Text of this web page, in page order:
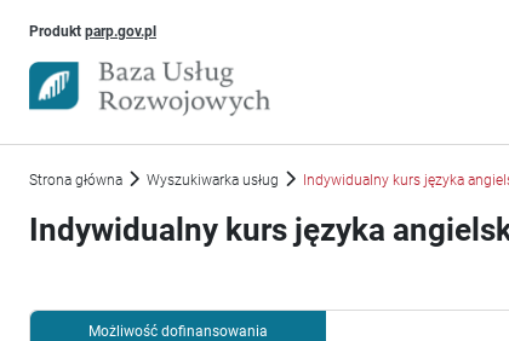
Produkt parp.gov.plUwaga, link otworzy się w nowym oknie
Strona główna Wyszukiwarka usług Indywidualny kurs języka
Indywidualny kurs języka
Możliwość dofinansowania